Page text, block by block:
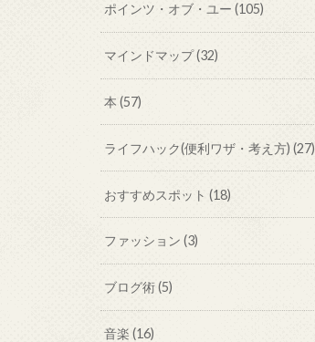
ポインツ・オブ・ユー(105)
マインドマップ(32)
本(57)
ライフハック(便利ワザ・考え方)(27)
おすすめスポット(18)
ファッション(3)
ブログ術(5)
音楽(16)